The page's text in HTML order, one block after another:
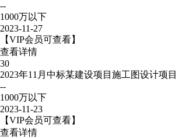
--
1000万以下
2023-11-27
【VIP会员可查看】
查看详情
30
2023年11月中标某建设项目施工图设计项目
--
1000万以下
2023-11-23
【VIP会员可查看】
查看详情